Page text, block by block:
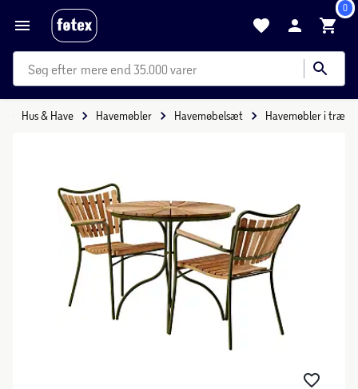
0
mere end 35.000 varer
Hus & Have Havemøbler Havemøbelsæt Havemøbler i træ